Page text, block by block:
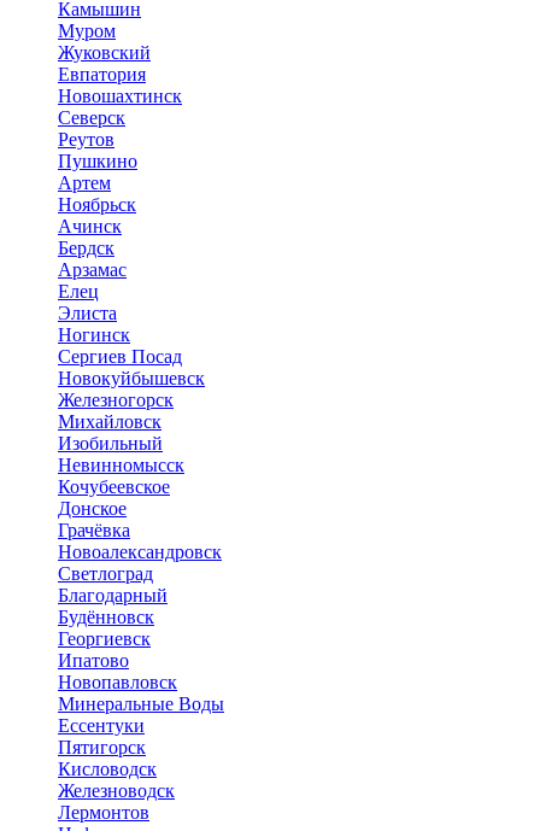
Камышин
Муром
Жуковский
Евпатория
Новошахтинск
Северск
Реутов
Пушкино
Артем
Ноябрьск
Ачинск
Бердск
Арзамас
Елец
Элиста
Ногинск
Сергиев Посад
Новокуйбышевск
Железногорск
Михайловск
Изобильный
Невинномысск
Кочубеевское
Донское
Грачёвка
Новоалександровск
Светлоград
Благодарный
Будённовск
Георгиевск
Ипатово
Новопавловск
Минеральные Воды
Ессентуки
Пятигорск
Кисловодск
Железноводск
Лермонтов